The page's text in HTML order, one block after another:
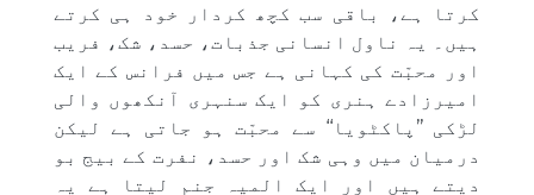
کرتا ہے، باقی سب کچھ کردار خود ہی کرتے
ہیں۔ یہ ناول انسانی جذبات، حسد، شک، فریب
اور محبّت کی کہانی ہے جس میں فرانس کے ایک
امیرزادے ہنری کو ایک سنہری آنکھوں والی
لڑکی ’’پاکٹویا‘‘ سے محبّت ہو جاتی ہے لیکن
درمیان میں وہی شک اور حسد، نفرت کے بیج بو
دیتے ہیں اور ایک المیہ جنم لیتا ہے یہ